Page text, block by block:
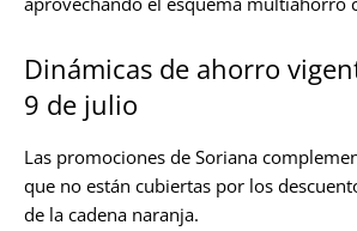
Dinámicas de ahorro
9 de julio
Las promociones de Soriana
que no están cubiertas por los
de la cadena naranja.